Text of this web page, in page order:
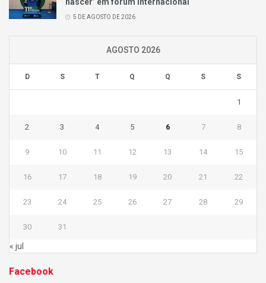
5 DE AGOSTO DE 2026
AGOSTO 2026
D S T Q Q S S
1
2 3 4 5 6 7 8
9 10 11 12 13 14 15
16 17 18 19 20 21 22
23 24 25 26 27 28 29
30 31
« jul
Facebook